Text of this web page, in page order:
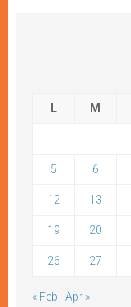
L M
5 6
12 13
19 20
26 27
« Feb Apr »